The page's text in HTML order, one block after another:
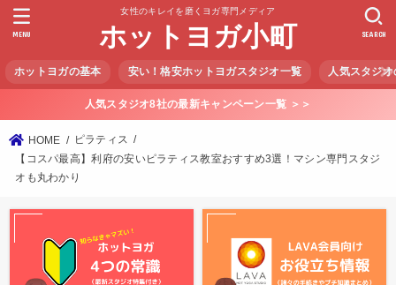
女性のキレイを磨くヨガ専門メディア
ホットヨガ小町
ホットヨガの基本 安い！格安ホットヨガスタジオ一覧 人気スタジ
SEARCH
MENU
人気スタジオ8社の最新キャンペーン一覧 ＞＞
HOME
ピラティス
【コスパ最高】利府の安いピラティス教室おすすめ3選！マシン専門スタジ
オも丸わかり